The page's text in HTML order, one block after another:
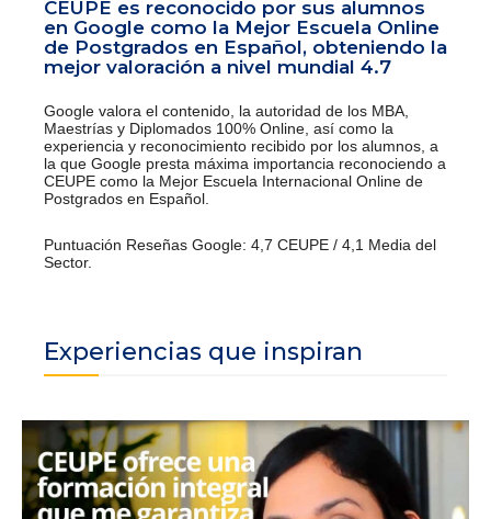
CEUPE es reconocido por sus alumnos
en Google como la Mejor Escuela Online
de Postgrados en Español, obteniendo la
mejor valoración a nivel mundial 4.7
Google valora el contenido, la autoridad de los MBA,
Maestrías y Diplomados 100% Online, así como la
experiencia y reconocimiento recibido por los alumnos, a
la que Google presta máxima importancia reconociendo a
CEUPE como la Mejor Escuela Internacional Online de
Postgrados en Español.
Puntuación Reseñas Google: 4,7 CEUPE / 4,1 Media del
Sector.
Experiencias que inspiran